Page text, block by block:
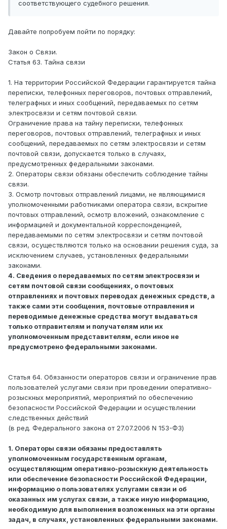
соответствующего судебного решения.
Давайте попробуем пойти по порядку:
Закон о Связи.
Статья 63. Тайна связи
1. На территории Российской Федерации гарантируется тайна
переписки, телефонных переговоров, почтовых отправлений,
телеграфных и иных сообщений, передаваемых по сетям
электросвязи и сетям почтовой связи.
Ограничение права на тайну переписки, телефонных
переговоров, почтовых отправлений, телеграфных и иных
сообщений, передаваемых по сетям электросвязи и сетям
почтовой связи, допускается только в случаях,
предусмотренных федеральными законами.
2. Операторы связи обязаны обеспечить соблюдение тайны
связи.
3. Осмотр почтовых отправлений лицами, не являющимися
уполномоченными работниками оператора связи, вскрытие
почтовых отправлений, осмотр вложений, ознакомление с
информацией и документальной корреспонденцией,
передаваемыми по сетям электросвязи и сетям почтовой
связи, осуществляются только на основании решения суда, за
исключением случаев, установленных федеральными
законами.
4. Сведения о передаваемых по сетям электросвязи и
сетям почтовой связи сообщениях, о почтовых
отправлениях и почтовых переводах денежных средств, а
также сами эти сообщения, почтовые отправления и
переводимые денежные средства могут выдаваться
только отправителям и получателям или их
уполномоченным представителям, если иное не
предусмотрено федеральными законами.
Статья 64. Обязанности операторов связи и ограничение прав
пользователей услугами связи при проведении оперативно-
розыскных мероприятий, мероприятий по обеспечению
безопасности Российской Федерации и осуществлении
следственных действий
(в ред. Федерального закона от 27.07.2006 N 153-ФЗ)
1. Операторы связи обязаны предоставлять
уполномоченным государственным органам,
осуществляющим оперативно-розыскную деятельность
или обеспечение безопасности Российской Федерации,
информацию о пользователях услугами связи и об
оказанных им услугах связи, а также иную информацию,
необходимую для выполнения возложенных на эти органы
задач, в случаях, установленных федеральными законами.